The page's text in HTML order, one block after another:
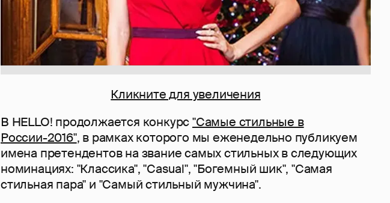
Кликните для увеличения
В HELLO! продолжается конкурс"Самые стильные в
России-2016", в рамках которого мы еженедельно публикуем
имена претендентов на звание самых стильных в следующих
номинациях: "Классика", "Casual", "Богемный шик", "Самая
стильная пара" и "Самый стильный мужчина".